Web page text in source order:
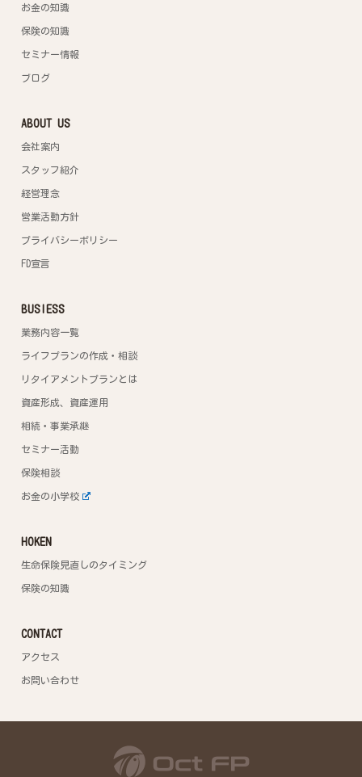
お金の知識
保険の知識
セミナー情報
ブログ
ABOUT US
会社案内
スタッフ紹介
経営理念
営業活動方針
プライバシーポリシー
FD宣言
BUSIESS
業務内容一覧
ライフプランの作成・相談
リタイアメントプランとは
資産形成、資産運用
相続・事業承継
セミナー活動
保険相談
お金の小学校
HOKEN
生命保険見直しのタイミング
保険の知識
CONTACT
アクセス
お問い合わせ